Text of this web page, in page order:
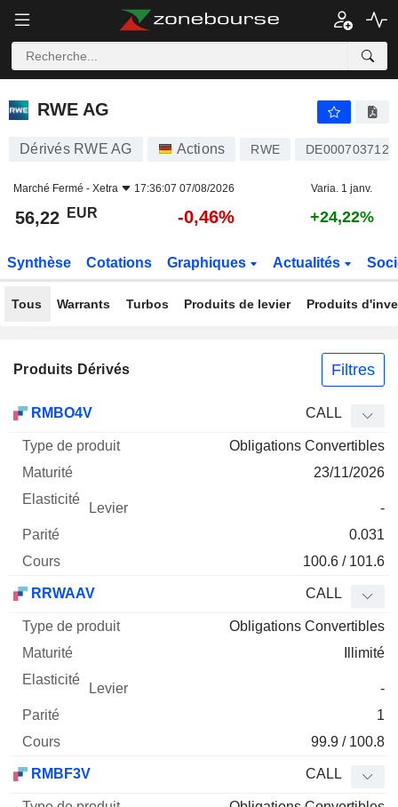
RWE AG
RWE AG
Dérivés RWE AG Actions RWE DE0007037129
Marché Fermé - Xetra 17:36:07 07/08/2026 Varia. 1 janv.
56,22 EUR -0,46% +24,22%
Synthèse Cotations Graphiques Actualités
Tous Warrants Turbos Produits de levier Produits
Produits Dérivés Filtres
Mnemo Type produit
Elasticité Levier Parité
RMBO4V CALL
Obligations Convertibles
23/11/2026
-
0.031
100.6 / 101.6
RRWAAV CALL
Obligations Convertibles
Illimité
-
1
99.9 / 100.8
RMBF3V CALL